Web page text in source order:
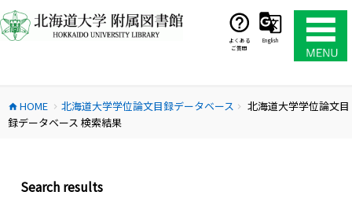
ン
テ
ス
キ
よくある
ご質問
English
home HOME chevron_right 北海道大学学位論文目録データベース chevron_right
北海道大学学位論文目
録データベース 検索結果
Search results